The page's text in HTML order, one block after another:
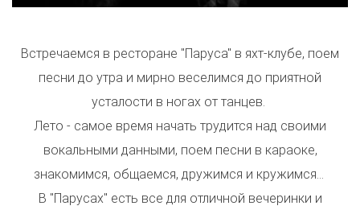
Встречаемся в ресторане "Паруса" в яхт-клубе, поем
песни до утра и мирно веселимся до приятной
усталости в ногах от танцев.
Лето - самое время начать трудится над своими
вокальными данными, поем песни в караоке,
знакомимся, общаемся, дружимся и кружимся...
В "Парусах" есть все для отличной вечеринки и